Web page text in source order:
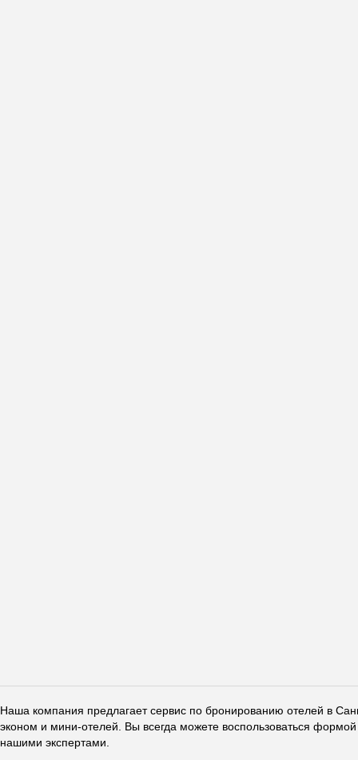
Наша компания предлагает сервис по бронированию отелей в
эконом и мини-отелей. Вы всегда можете воспользоваться
нашими экспертами.